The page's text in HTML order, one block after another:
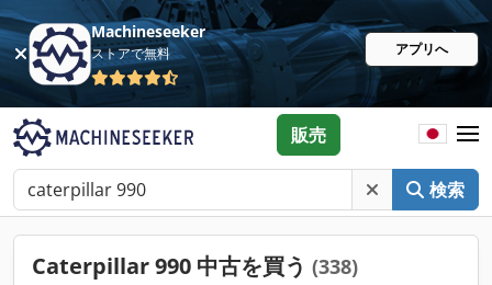
Machineseeker
ストアで無料 アプリへ
検索
販売
Caterpillar 990 中古を買う (338)